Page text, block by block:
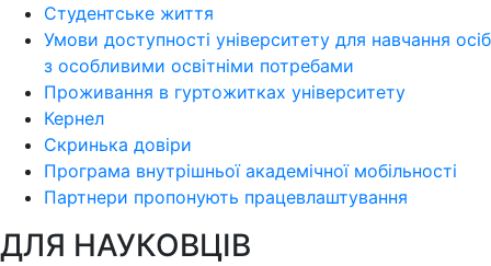
Студентське життя
Умови доступності університету для навчання осіб
з особливими освітніми потребами
Проживання в гуртожитках університету
Кернел
Скринька довіри
Програма внутрішньої академічної мобільності
Партнери пропонують працевлаштування
ДЛЯ НАУКОВЦІВ